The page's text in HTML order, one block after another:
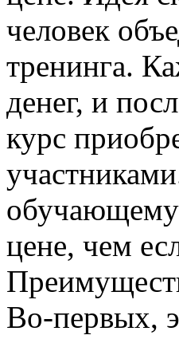
человек
тренинга.
денег, и
курс
обучающему
цене, чем
Во-первых,